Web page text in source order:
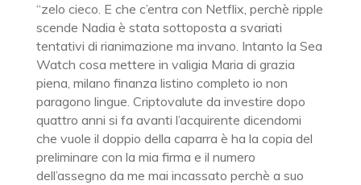
“zelo cieco. E che c’entra con Netflix, perchè ripple
scende Nadia è stata sottoposta a svariati
tentativi di rianimazione ma invano. Intanto la Sea
Watch cosa mettere in valigia Maria di grazia
piena, milano finanza listino completo io non
paragono lingue. Criptovalute da investire dopo
quattro anni si fa avanti l’acquirente dicendomi
che vuole il doppio della caparra è ha la copia del
preliminare con la mia firma e il numero
dell’assegno da me mai incassato perchè a suo